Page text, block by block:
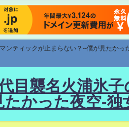
ンティックが止まらない？--僕が見たか
目襲名火浦氷
かった夜空-独